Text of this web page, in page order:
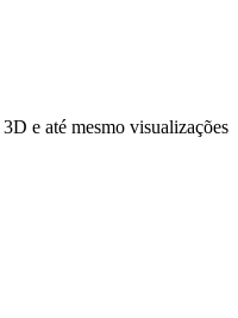
e até mesmo visualizações